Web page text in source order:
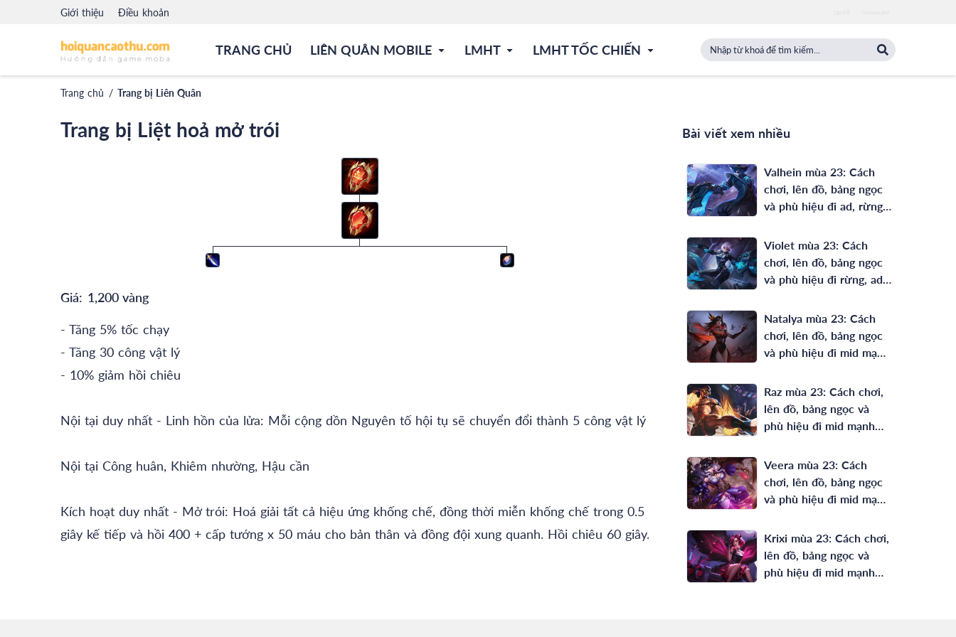
Giới thiệu Điều khoản
TRANG CHỦ LIÊN QUÂN MOBILE LMHT LMHT TỐC CHIẾN
Trang chủ / Trang bị Liên Quân
Trang bị Liệt hoả mở trói
Giá: 1,200 vàng
- Tăng 5% tốc chạy
- Tăng 30 công vật lý
- 10% giảm hồi chiêu
Nội tại duy nhất - Linh hồn của lửa: Mỗi cộng dồn Nguyên tố hội tụ sẽ chuyển đổi thành 5 công vật lý
Nội tại Công huân, Khiêm nhường, Hậu cần
Kích hoạt duy nhất - Mở trói: Hoá giải tất cả hiệu ứng khống chế, đồng thời miễn khống chế trong 0.5
giây kế tiếp và hồi 400 + cấp tướng x 50 máu cho bản thân và đồng đội xung quanh. Hồi chiêu 60 giây.
Bài viết xem nhiều
Valhein mùa 23: Cách
chơi, lên đồ, bảng ngọc
và phù hiệu đi ad, rừng
Violet mùa 23: Cách
chơi, lên đồ, bảng ngọc
và phù hiệu đi rừng, ad
Natalya mùa 23: Cách
chơi, lên đồ, bảng ngọc
và phù hiệu đi mid mạnh
Raz mùa 23: Cách chơi,
lên đồ, bảng ngọc và
phù hiệu đi mid mạnh
Veera mùa 23: Cách
chơi, lên đồ, bảng ngọc
và phù hiệu đi mid mạnh
Krixi mùa 23: Cách chơi,
lên đồ, bảng ngọc và
phù hiệu đi mid mạnh